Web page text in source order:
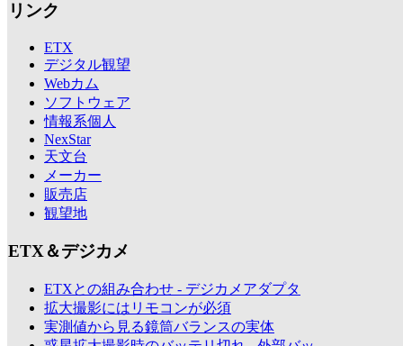
リンク
ETX
デジタル観望
Webカム
ソフトウェア
情報系個人
NexStar
天文台
メーカー
販売店
観望地
ETX＆デジカメ
ETXとの組み合わせ - デジカメアダプタ
拡大撮影にはリモコンが必須
実測値から見る鏡筒バランスの実体